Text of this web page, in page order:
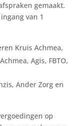
gemaakt.
van 1
Kruis Achmea,
Agis, FBTO,
Ander Zorg en
op